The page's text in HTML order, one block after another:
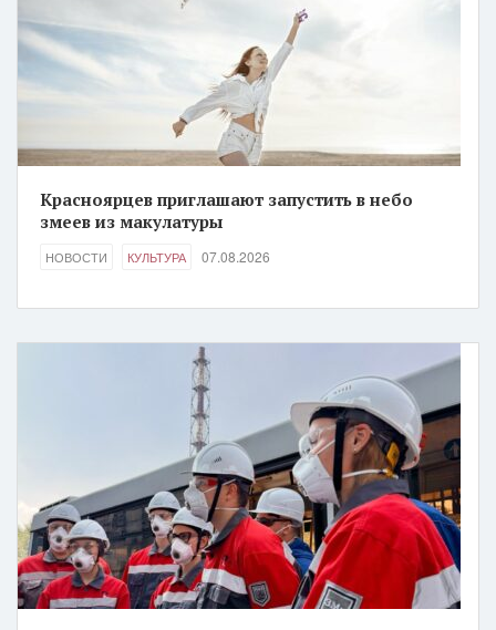
Красноярцев приглашают запустить в небо
змеев из макулатуры
НОВОСТИ КУЛЬТУРА 07.08.2026